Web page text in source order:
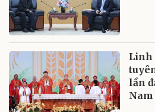
Linh
lần
Nam